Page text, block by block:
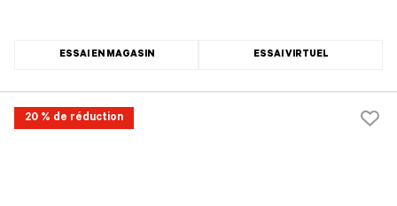
ESSAI EN MAGASIN ESSAI VIRTUEL
20 % de réduction